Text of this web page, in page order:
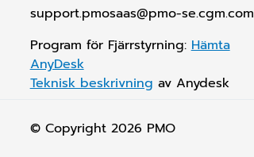
support.pmosaas@pmo-se.cgm.com
Program för Fjärrstyrning: Hämta
AnyDesk
Teknisk beskrivning av Anydesk
© Copyright 2026 PMO